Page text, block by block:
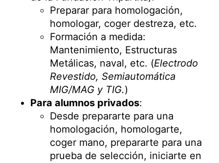
Preparar para homologación,
homologar, coger destreza, etc.
Formación a medida:
Mantenimiento, Estructuras
Metálicas, naval, etc. (Electrodo
Revestido, Semiautomática
MIG/MAG y TIG.)
Para alumnos privados:
Desde prepararte para una
homologación, homologarte,
coger mano, prepararte para una
prueba de selección, iniciarte en